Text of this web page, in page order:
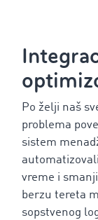
Po želji naš
problema
sistem
vreme i
berzu tereta
sopstvenog